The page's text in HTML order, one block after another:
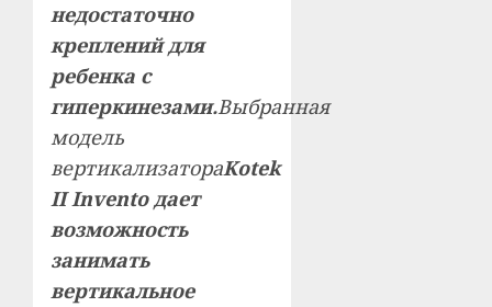
недостаточно
креплений для
ребенка с
гиперкинезами.Выбранная
модель
вертикализатораKotek
II Invento дает
возможность
занимать
вертикальное